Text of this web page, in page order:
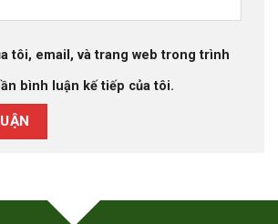
tôi, email, và trang web trong trình
bình luận kế tiếp của tôi.